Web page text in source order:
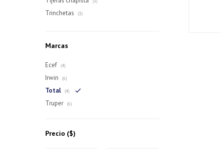
Trinchetas (3)
Marcas
Ecef (4)
Irwin (6)
Total (4)
Truper (6)
Precio ($)